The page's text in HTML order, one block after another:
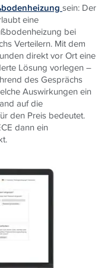
sein: Der
eine
bei
Verteilern. Mit dem
direkt vor Ort eine
Lösung vorlegen –
des Gesprächs
Auswirkungen ein
auf die
den Preis bedeutet.
dann ein